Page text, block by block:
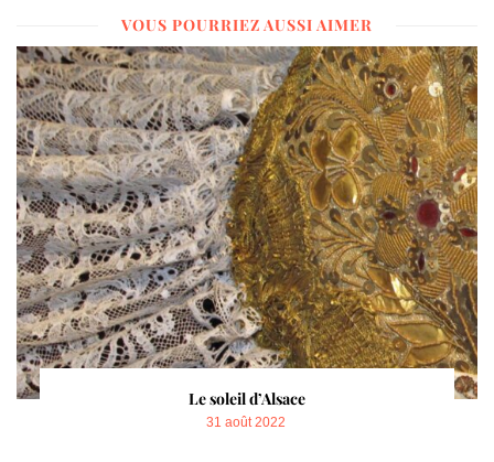
VOUS POURRIEZ AUSSI AIMER
Le soleil d’Alsace
POSTED
31 août 2022